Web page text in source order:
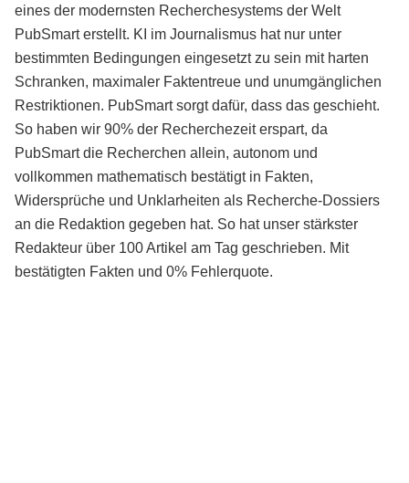
eines der modernsten Recherchesystems der Welt
PubSmart erstellt. KI im Journalismus hat nur unter
bestimmten Bedingungen eingesetzt zu sein mit harten
Schranken, maximaler Faktentreue und unumgänglichen
Restriktionen. PubSmart sorgt dafür, dass das geschieht.
So haben wir 90% der Recherchezeit erspart, da
PubSmart die Recherchen allein, autonom und
vollkommen mathematisch bestätigt in Fakten,
Widersprüche und Unklarheiten als Recherche-Dossiers
an die Redaktion gegeben hat. So hat unser stärkster
Redakteur über 100 Artikel am Tag geschrieben. Mit
bestätigten Fakten und 0% Fehlerquote.